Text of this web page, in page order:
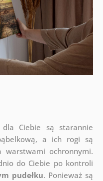
dla Ciebie są starannie
a ich rogi są
warstwami ochronnymi.
do Ciebie po kontroli
pudełku. Ponieważ są